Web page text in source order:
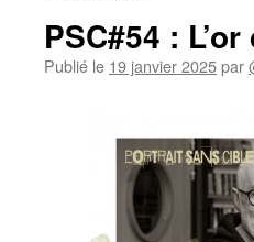
PSC#54 :
Publié le 19 janvier 2025par